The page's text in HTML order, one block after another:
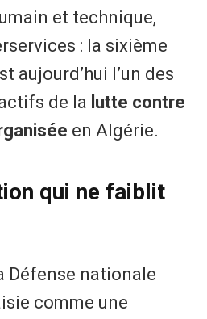
et technique,
: la sixième
aujourd’hui l’un des
de la lutte contre
en Algérie.
qui ne faiblit
Défense nationale
comme une